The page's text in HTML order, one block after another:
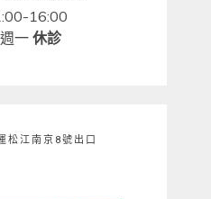
16:00
一 休診
松江南京8號出口